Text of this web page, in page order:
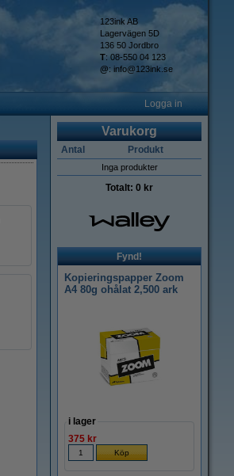
123ink AB
Lagervägen 5D
136 50 Jordbro
T: 08-550 04 123
@: info@123ink.se
Logga in
Varukorg
Antal Produkt
Inga produkter
Totalt: 0 kr
Fynd!
Kopieringspapper Zoom
A4 80g ohålat 2,500 ark
i lager
375 kr